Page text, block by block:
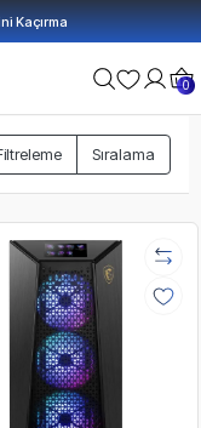
Kaçırma
0
Sıralama